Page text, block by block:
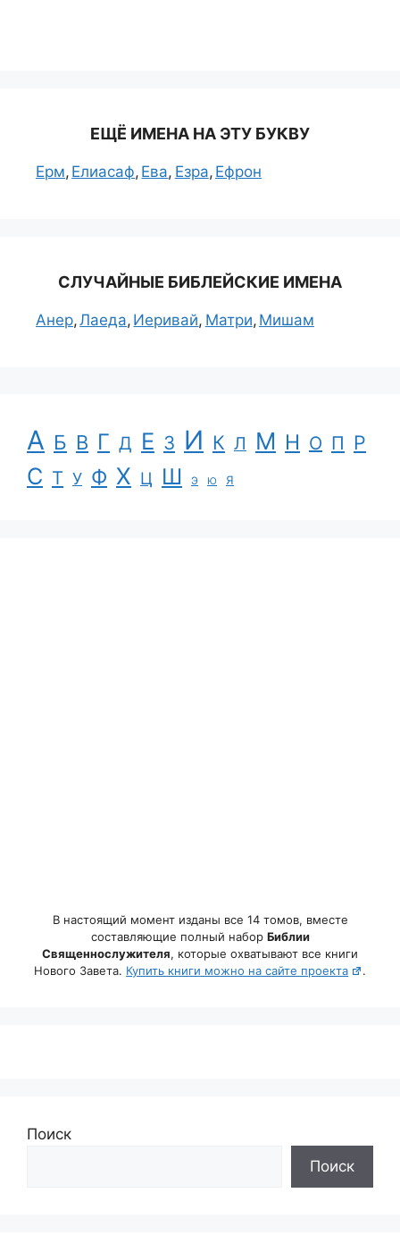
ЕЩЁ ИМЕНА НА ЭТУ БУКВУ
Ерм Елиасаф Ева Езра Ефрон
СЛУЧАЙНЫЕ БИБЛЕЙСКИЕ ИМЕНА
Анер Лаеда Иеривай Матри Мишам
А Б В Г Д Е З И К Л М Н О П Р
С Т У Ф Х Ц Ш Э Ю Я
В настоящий момент изданы все 14 томов, вместе
составляющие полный набор Библии
Священнослужителя, которые охватывают все книги
Нового Завета. Купить книги можно на сайте проекта .
Поиск
Поиск